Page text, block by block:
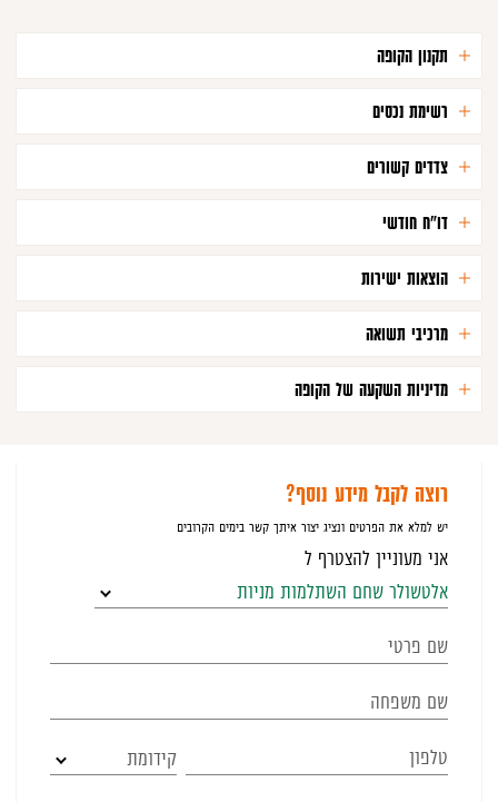
תקנון הקופה
רשימת נכסים
צדדים קשורים
דו"ח חודשי
הוצאות ישירות
מרכיבי תשואה
מדיניות השקעה של הקופה
רוצה לקבל מידע נוסף?
יש למלא את הפרטים ונציג יצור איתך קשר בימים הקרובים
אני מעוניין להצטרף ל
אלטשולר שחם השתלמות מניות
קידומת